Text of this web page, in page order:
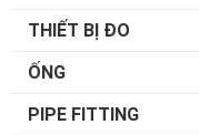
THIẾT BỊ ĐO
ỐNG
PIPE FITTING